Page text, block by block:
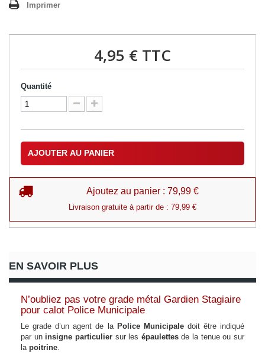
Imprimer
4,95 € TTC
Quantité
AJOUTER AU PANIER
Ajoutez au panier : 79,99 €
Livraison gratuite à partir de : 79,99 €
EN SAVOIR PLUS
N’oubliez pas votre grade métal Gardien Stagiaire
pour calot Police Municipale
Le grade d’un agent de la Police Municipaledoit être indiqué
par un insigne particuliersur les épaulettesde la tenue ou sur
la poitrine.